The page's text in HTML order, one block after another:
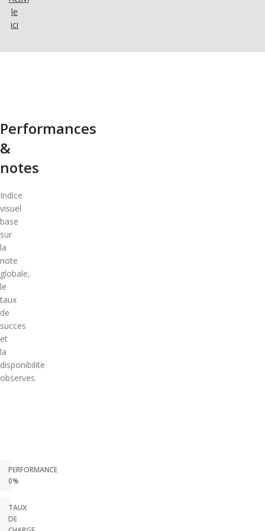
le
ici
Performances
&
notes
Indice
visuel
base
sur
la
note
globale,
le
taux
de
succes
et
la
disponibilite
observes.
PERFORMANCE
0%
TAUX
DE